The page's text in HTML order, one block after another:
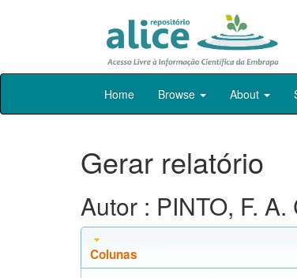
Skip
Home Browse About
Gerar relatório
Autor : PINTO, F. A.
Colunas